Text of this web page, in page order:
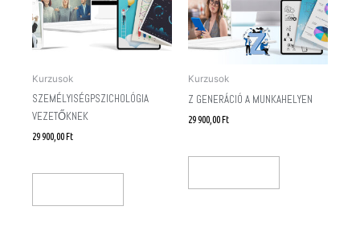
Kurzusok
SZEMÉLYISÉGPSZICHOLÓGIA
VEZETŐKNEK
29 900,00 Ft
Kurzusok
Z GENERÁCIÓ A MUNKAHELYEN
29 900,00 Ft